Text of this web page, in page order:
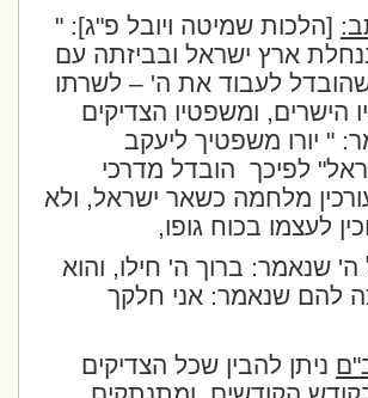
[הלכות שמיטה ויובל פ"ג]: "
ארץ ישראל ובביזתה עם
לעבוד את ה' – לשרתו
הישרים, ומשפטיו הצדיקים
" יורו משפטיך ליעקב
לפיכך הובדל מדרכי
מלחמה כשאר ישראל, ולא
לעצמו בכוח גופו,
שנאמר: ברוך ה' חילו, והוא
להם שנאמר: אני חלקך
ניתן להבין שכל הצדיקים